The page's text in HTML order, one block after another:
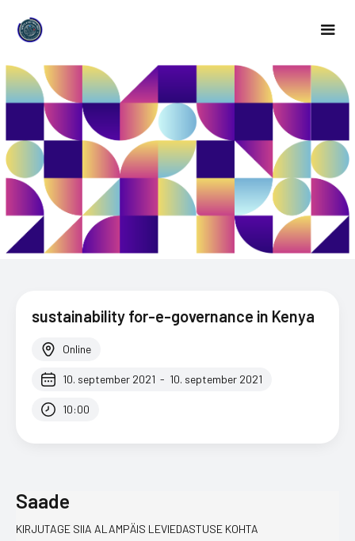
sustainability for-e-governance in Kenya
Online
10. september 2021 - 10. september 2021
10:00
Saade
KIRJUTAGE SIIA ALAMPÄIS LEVIEDASTUSE KOHTA